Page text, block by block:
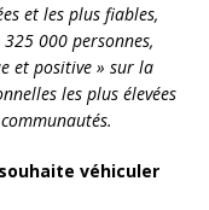
et les plus fiables,
000 personnes,
et positive » sur la
les plus élevées
véhiculer